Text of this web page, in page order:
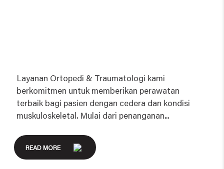
Layanan Ortopedi & Traumatologi kami
berkomitmen untuk memberikan perawatan
terbaik bagi pasien dengan cedera dan kondisi
muskuloskeletal. Mulai dari penanganan...
READ MORE